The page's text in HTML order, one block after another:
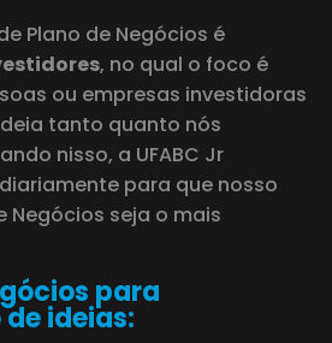
Plano de Negócios é
, no qual o foco é
ou empresas investidoras
tanto quanto nós
nisso, a UFABC Jr
para que nosso
Negócios seja o mais
para
ideias: